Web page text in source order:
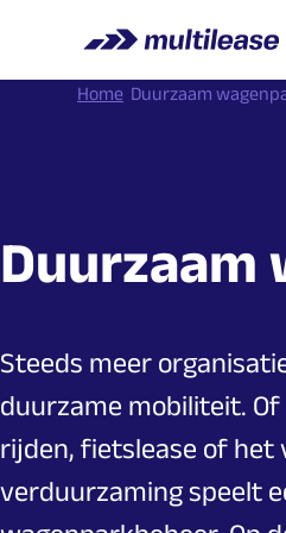
Home Duurzaam
Duurzaam
Steeds meer
duurzame mobiliteit.
rijden, fietslease of het
verduurzaming speelt